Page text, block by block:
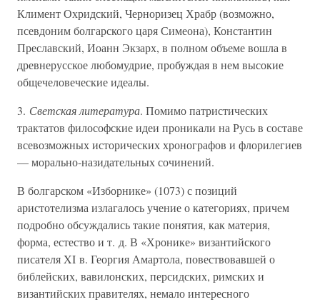
Климент Охридский, Черноризец Храбр (возможно,
псевдоним болгарского царя Симеона), Константин
Преславский, Иоанн Экзарх, в полном объеме вошла в
древнерусское любомудрие, пробуждая в нем высокие
общечеловеческие идеалы.
3. Светская литература. Помимо патристических
трактатов философские идеи проникали на Русь в составе
всевозможных исторических хронографов и флорилегиев
— морально-назидательных сочинений.
В болгарском «Изборнике» (1073) с позиций
аристотелизма излагалось учение о категориях, причем
подробно обсуждались такие понятия, как материя,
форма, естество и т. д. В «Хронике» византийского
писателя XI в. Георгия Амартола, повествовавшей о
библейских, вавилонских, персидских, римских и
византийских правителях, немало интересного